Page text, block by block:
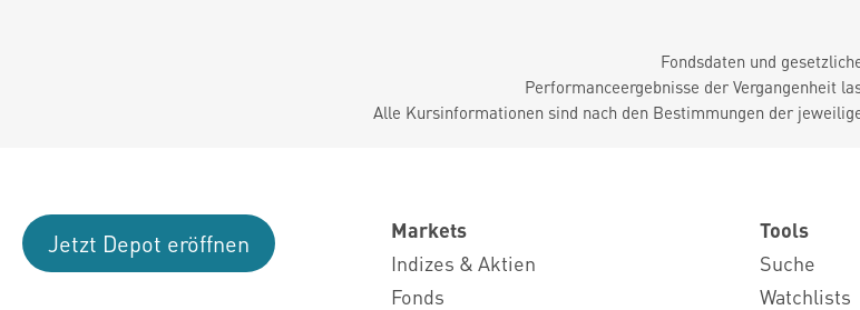
Fondsdaten und
Performanceergebnisse der Vergangenheit
Alle Kursinformationen sind nach den Bestimmungen der
Jetzt Depot eröffnen
Markets
Indizes & Aktien
Fonds
Tools
Suche
Watchlists